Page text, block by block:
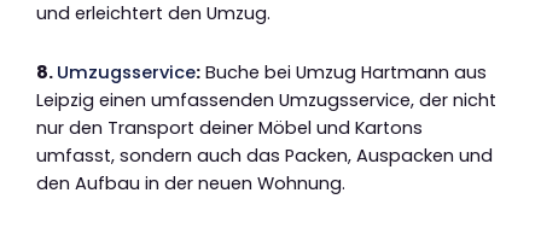
und erleichtert den Umzug.
8. Umzugsservice: Buche bei Umzug Hartmann aus
Leipzig einen umfassenden Umzugsservice, der nicht
nur den Transport deiner Möbel und Kartons
umfasst, sondern auch das Packen, Auspacken und
den Aufbau in der neuen Wohnung.